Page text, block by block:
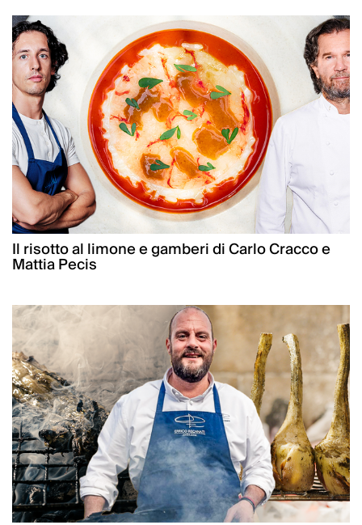
Il risotto al limone e gamberi di Carlo Cracco e
Mattia Pecis